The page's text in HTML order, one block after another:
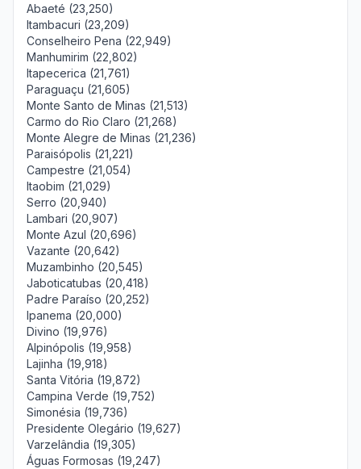
Abaeté (23,250)
Itambacuri (23,209)
Conselheiro Pena (22,949)
Manhumirim (22,802)
Itapecerica (21,761)
Paraguaçu (21,605)
Monte Santo de Minas (21,513)
Carmo do Rio Claro (21,268)
Monte Alegre de Minas (21,236)
Paraisópolis (21,221)
Campestre (21,054)
Itaobim (21,029)
Serro (20,940)
Lambari (20,907)
Monte Azul (20,696)
Vazante (20,642)
Muzambinho (20,545)
Jaboticatubas (20,418)
Padre Paraíso (20,252)
Ipanema (20,000)
Divino (19,976)
Alpinópolis (19,958)
Lajinha (19,918)
Santa Vitória (19,872)
Campina Verde (19,752)
Simonésia (19,736)
Presidente Olegário (19,627)
Varzelândia (19,305)
Águas Formosas (19,247)